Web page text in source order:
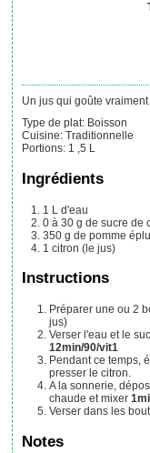
Un jus qui goûte
Type de plat: Boisson
Cuisine: Traditionnelle
Portions: 1 ,5 L
Ingrédients
1 L
d'eau
0 à 30 g de sucre de
350 g de pomme
1 citron (le jus)
Instructions
Préparer une ou 2 bouteilles en verre (pour une quantité de 1,5L de
jus)
Verser l'eau et le
12min/90/vit1
Pendant ce temps, éplucher les pommes et les couper en quatre, et
presser le citron.
A la sonnerie, déposer les pommes et le jus de citron dans l'eau
chaude et mixer
Verser dans les
Notes